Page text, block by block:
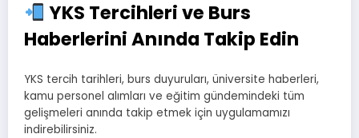
YKS Tercihleri ve Burs
Haberlerini Anında Takip Edin
YKS tercih tarihleri, burs duyuruları, üniversite haberleri,
kamu personel alımları ve eğitim gündemindeki tüm
gelişmeleri anında takip etmek için uygulamamızı
indirebilirsiniz.